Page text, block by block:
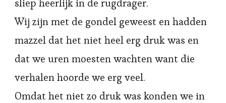
sliep heerlijk in de rugdrager.
Wij zijn met de gondel geweest en hadden
mazzel dat het niet heel erg druk was en
dat we uren moesten wachten want die
verhalen hoorde we erg veel.
Omdat het niet zo druk was konden we in